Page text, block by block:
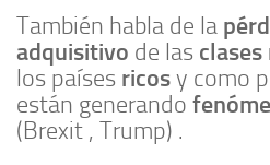
También habla de la
adquisitivo de las clases
los países ricosy como
están generando
(Brexit , Trump) .